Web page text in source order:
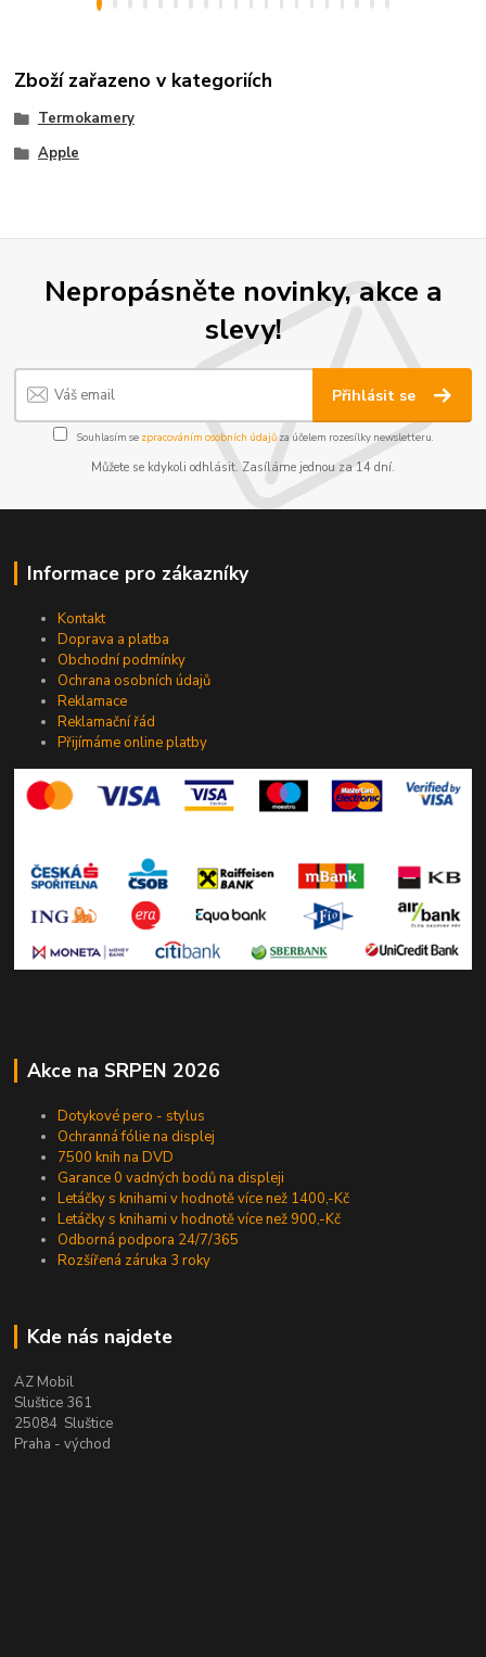
Zboží zařazeno v kategoriích
Termokamery
Apple
Nepropásněte novinky, akce a
slevy!
Přihlásit se
Souhlasím se zpracováním osobních údajůza účelem rozesílky newsletteru.
Můžete se kdykoli odhlásit. Zasíláme jednou za 14 dní.
Informace pro zákazníky
Kontakt
Doprava a platba
Obchodní podmínky
Ochrana osobních údajů
Reklamace
Reklamační řád
Přijímáme online platby
Akce na SRPEN 2026
Dotykové pero - stylus
Ochranná fólie na displej
7500 knih na DVD
Garance 0 vadných bodů na displeji
Letáčky s knihami v hodnotě více než 1400,-Kč
Letáčky s knihami v hodnotě více než 900,-Kč
Odborná podpora 24/7/365
Rozšířená záruka 3 roky
Kde nás najdete
AZ Mobil
Sluštice 361
25084 Sluštice
Praha - východ